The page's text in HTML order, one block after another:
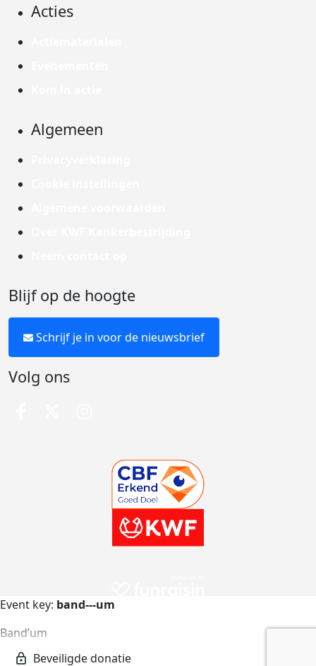
Acties
Algemeen
Blijf op de hoogte
Schrijf je in voor de nieuwsbrief
Volg ons
Event key: band---um
Band’um
band---um